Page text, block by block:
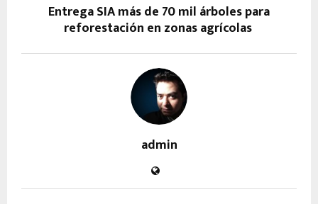
Entrega SIA más de 70 mil árboles para
reforestación en zonas agrícolas
admin